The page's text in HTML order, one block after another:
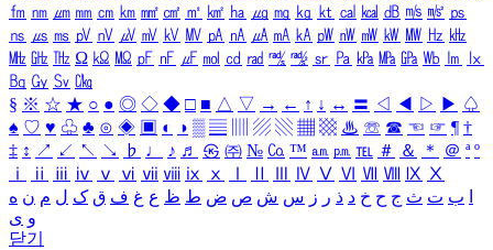
㎙ ㎚ ㎛ ㎜ ㎝ ㎞ ㎟ ㎠ ㎡ ㎢ ㏊ ㎍ ㎎ ㎏ ㏏ ㎈ ㎉ ㏈ ㎧ ㎨ ㎰
㎱ ㎲ ㎳ ㎴ ㎵ ㎶ ㎷ ㎸ ㎹ ㎀ ㎁ ㎂ ㎃ ㎄ ㎺ ㎻ ㎽ ㎾ ㎿ ㎐ ㎑
㎒ ㎓ ㎔ Ω ㏀ ㏁ ㎊ ㎋ ㎌ ㏖ ㏅ ㎭ ㎮ ㎯ ㏛ ㎩ ㎪ ㎫ ㎬ ㏝ ㏐
㏓
㏃ ㏉ ㏜ ㏆
§ ※ ☆ ★ ○ ● ◎ ◇ ◆ □ ■ △ ▽ → ← ↑ ↓ ↔ 〓 ◁ ◀ ▷ ▶ ♤
♠ ♡ ♥ ♧ ♣ ⊙ ◈ ▣ ◐ ◑ ▒ ▤ ▨ ▧ ▦ ▩ ♨ ☏ ☎ ☜ ☞ ¶ †
‡ ↕ ↗ ↙ ↖ ↘ ♭ ♩ ♪ ♬ ㉿ ㈜ № ㏇ ™ ㏂ ㏘ ℡ ＃ ＆ ＊ ＠ ª º
ⅰ
ⅱ ⅲ ⅳ ⅴ ⅵ ⅶ ⅷ ⅸ ⅹ Ⅳ Ⅴ Ⅵ Ⅶ Ⅷ Ⅸ Ⅹ
ب ت ث ج ح خ د ذ ر ز س ش ص ض ط ظ ع غ ف ق ک ل م ن ه
و ی
닫기